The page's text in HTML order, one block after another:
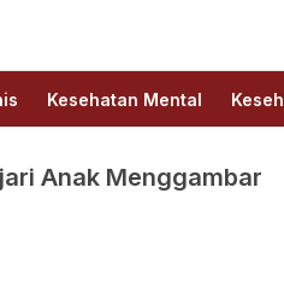
Kesehatan Mental
Anak Menggambar